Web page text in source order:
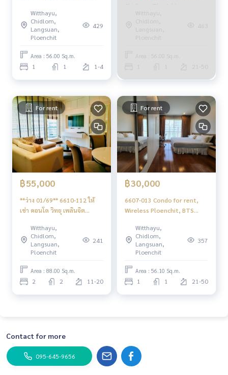
Chidlom, 1 bedroom, pool
view
Witthayu,
Chidlom,
Langsuan,
Ploenchit
429
Area : 56.00 Sq.m.
1 1 1-4
Chidlom, The Address
Chidlom, 1 bedroom.
Witthayu,
Chidlom,
Langsuan,
Ploenchit
463
Area : 56.00 Sq.m.
21-50
For rent
฿55,000
**ว่าง 01/69** 6610-112 ให้
เช่า คอนโด วิทยุ เพลินจิต
Chidlom 2ห้องนอน ชั้นสูง
Witthayu,
Chidlom,
Langsuan,
Ploenchit
241
Area : 88.00 Sq.m.
2 2 11-20
For rent
฿30,000
6607-013 Condo for rent,
Wireless Ploenchit, BTS
Chidlom, 1 bedroom, high
floor.
Witthayu,
Chidlom,
Langsuan,
Ploenchit
357
Area : 56.10 Sq.m.
1 1 21-50
Contact for more
095-645-9656